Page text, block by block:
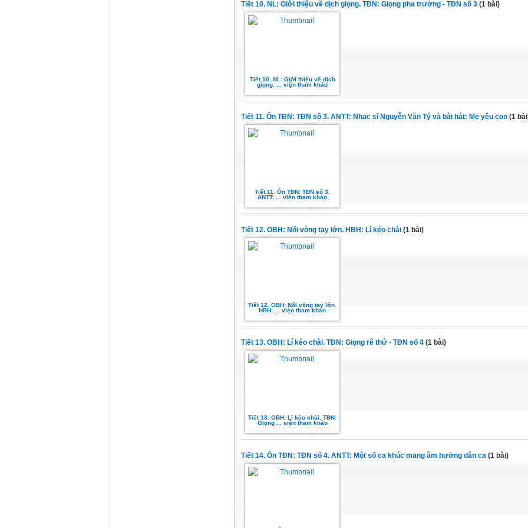
Tiết 10. NL: Giới thiệu về dịch giọng. TĐN: Giọng pha trưởng - TĐN số 3 (1 bài)
Tiết 10. NL: Giới thiệu về dịch
giọng. ... viện tham khảo
Tiết 11. Ôn TĐN: TĐN số 3. ANTT: Nhạc sĩ Nguyễn Văn Tý và bài hát: Mẹ yêu con (1
Tiết 11. Ôn TĐN: TĐN số 3.
ANTT: ... viện tham khảo
Tiết 12. OBH: Nối vòng tay lớn. HBH: Lí kéo chài (1 bài)
Tiết 12. OBH: Nối vòng tay lớn.
HBH: ... viện tham khảo
Tiết 13. OBH: Lí kéo chài. TĐN: Giọng rê thứ - TĐN số 4 (1 bài)
Tiết 13. OBH: Lí kéo chài. TĐN:
Giọng ... viện tham khảo
Tiết 14. Ôn TĐN: TĐN số 4. ANTT: Một số ca khúc mang âm hưởng dân ca (1 bài)